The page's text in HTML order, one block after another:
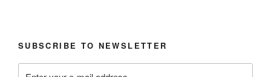
SUBSCRIBE TO NEWSLETTER